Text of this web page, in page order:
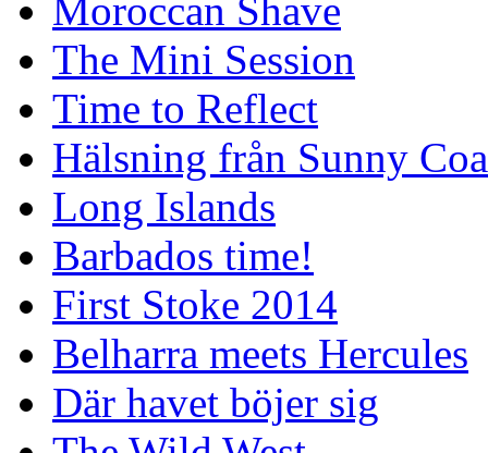
Moroccan Shave
The Mini Session
Time to Reflect
Hälsning från Sunny
Long Islands
Barbados time!
First Stoke 2014
Belharra meets Hercules
Där havet böjer sig